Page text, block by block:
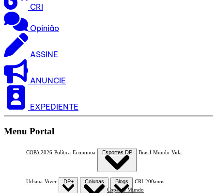
CRI
Opinião
ASSINE
ANUNCIE
EXPEDIENTE
Menu Portal
COPA 2026 Política Economia Esportes DP
Copa do Mundo
Brasil Mundo Vida
Urbana Viver DP+ Colunas Blogs CRI 200anos